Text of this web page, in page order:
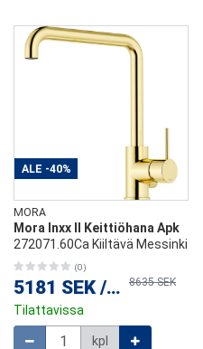
ALE -40%
MORA
Mora Inxx II Keittiöhana Apk
272071.60Ca Kiiltävä Messinki
(0)
5181 SEK / kpl8635 SEK
Tilattavissa
kpl